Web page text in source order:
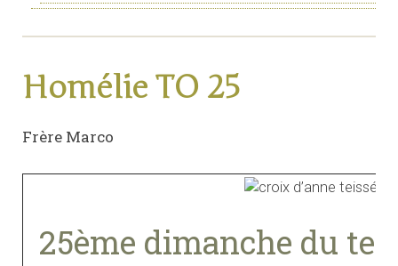
Homélie TO 25
Frère Marco
25ème dimanche du